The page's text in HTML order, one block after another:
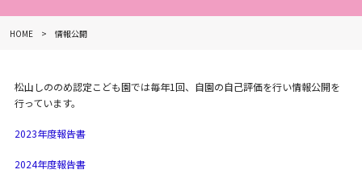
HOME 情報公開
松山しののめ認定こども園では毎年1回、自園の自己評価を行い情報公開を
行っています。
2023年度報告書
2024年度報告書